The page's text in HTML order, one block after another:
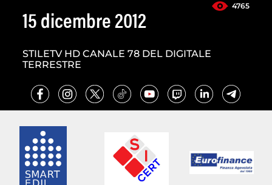
4765
15 dicembre 2012
STILETV HD CANALE 78 DEL DIGITALE
TERRESTRE